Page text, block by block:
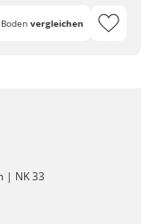
Boden vergleichen
| NK 33